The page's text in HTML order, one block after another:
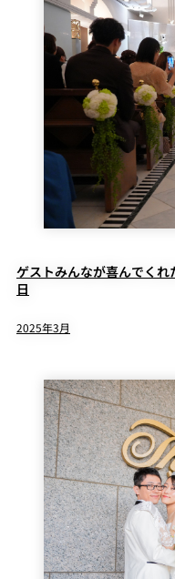
ゲストみんなが喜んでく
日
2025年3月